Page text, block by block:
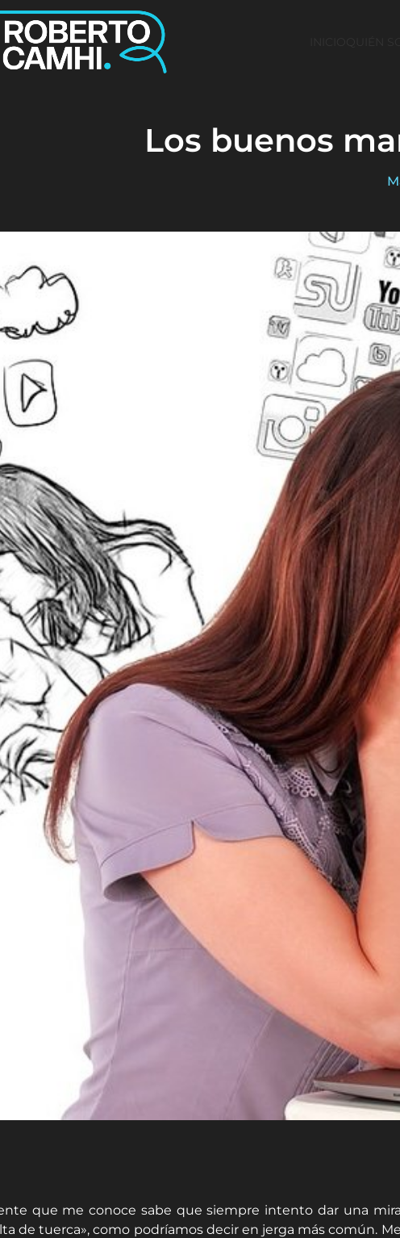
Los buenos
que me conoce sabe que siempre intento dar una
de tuerca», como podríamos decir en jerga más común.